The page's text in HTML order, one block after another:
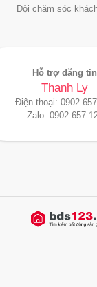
Đội chăm sóc
Hỗ trợ đăng tin
Thanh Ly
Điện thoại:
Zalo: